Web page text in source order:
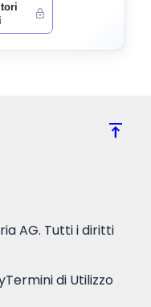
vertical_align_top
AG. Tutti i diritti
Termini di Utilizzo